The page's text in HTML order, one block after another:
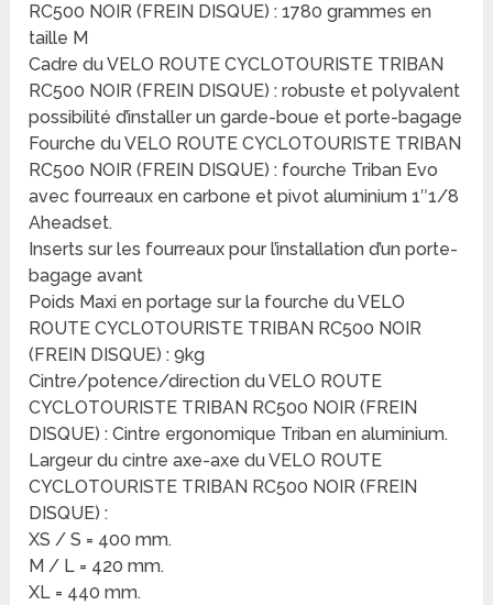
RC500 NOIR (FREIN DISQUE) : 1780 grammes en
taille M
Cadre du VELO ROUTE CYCLOTOURISTE TRIBAN
RC500 NOIR (FREIN DISQUE) : robuste et polyvalent
possibilité d’installer un garde-boue et porte-bagage
Fourche du VELO ROUTE CYCLOTOURISTE TRIBAN
RC500 NOIR (FREIN DISQUE) : fourche Triban Evo
avec fourreaux en carbone et pivot aluminium 1″1/8
Aheadset.
Inserts sur les fourreaux pour l’installation d’un porte-
bagage avant
Poids Maxi en portage sur la fourche du VELO
ROUTE CYCLOTOURISTE TRIBAN RC500 NOIR
(FREIN DISQUE) : 9kg
Cintre/potence/direction du VELO ROUTE
CYCLOTOURISTE TRIBAN RC500 NOIR (FREIN
DISQUE) : Cintre ergonomique Triban en aluminium.
Largeur du cintre axe-axe du VELO ROUTE
CYCLOTOURISTE TRIBAN RC500 NOIR (FREIN
DISQUE) :
XS / S = 400 mm.
M / L = 420 mm.
XL = 440 mm.